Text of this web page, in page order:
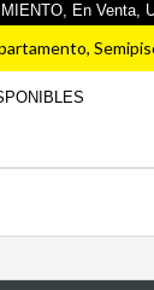
En Venta,